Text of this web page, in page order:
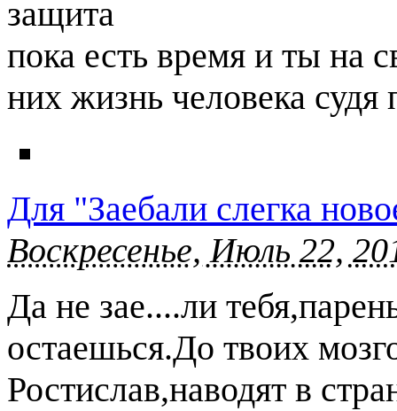
защита
пока есть время и ты на
них жизнь человека судя
Для "Заебали слегка
Воскресенье, Июль 22,
Да не зае....ли
остаешься.До твоих
Ростислав,наводят в